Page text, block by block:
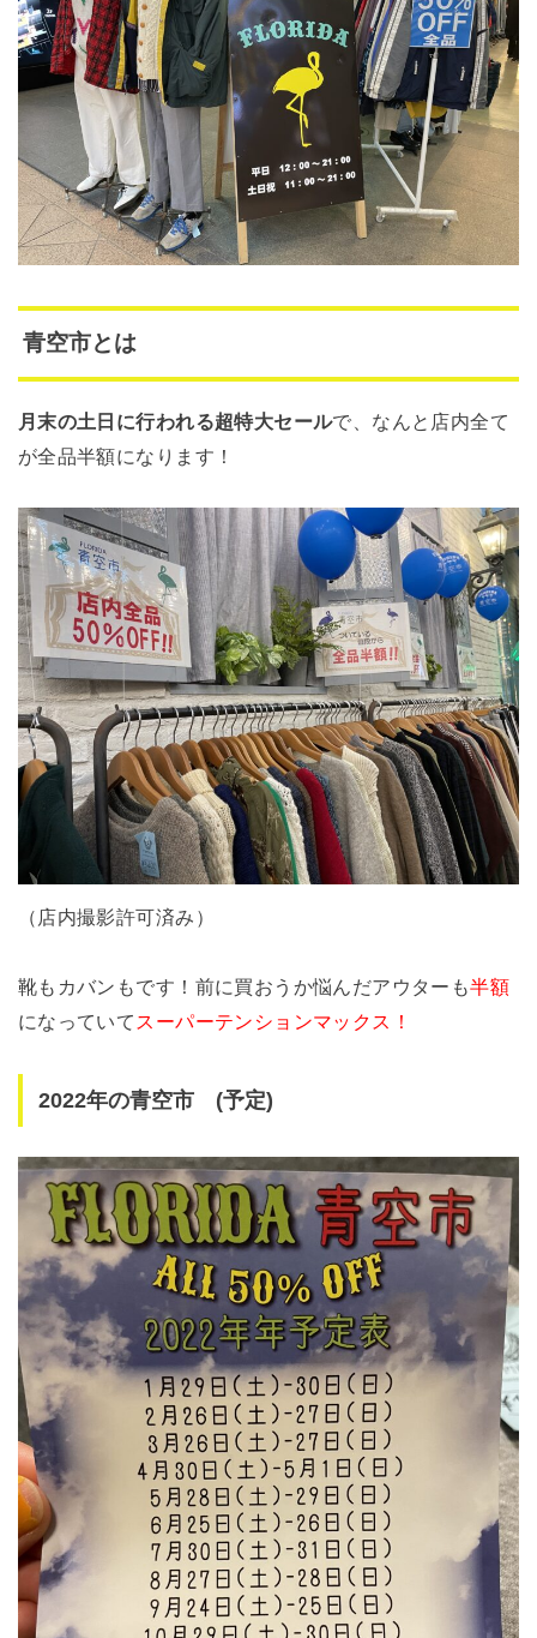
青空市とは
月末の土日に行われる超特大セールで、なんと店内全て
が全品半額になります！
（店内撮影許可済み）
靴もカバンもです！前に買おうか悩んだアウターも半額
になっていて スーパーテンションマックス！
2022年の青空市 (予定)